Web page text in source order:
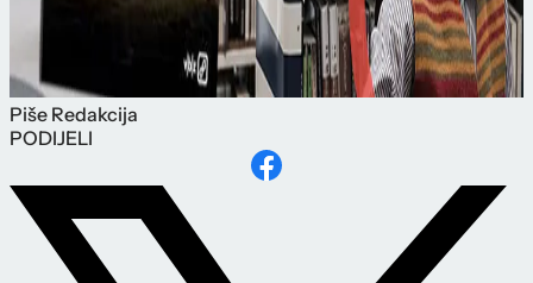
Piše Redakcija
PODIJELI